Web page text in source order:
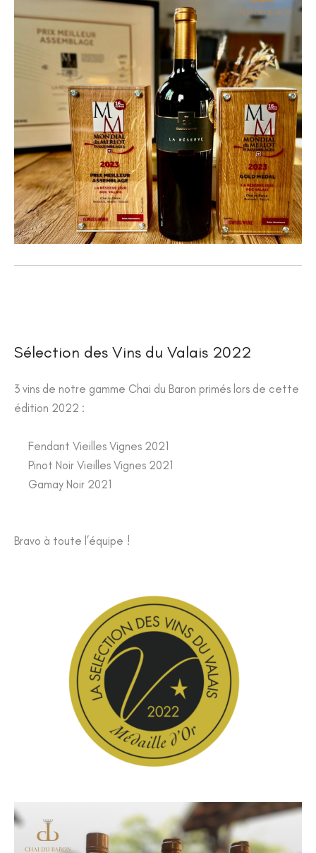
Sélection des Vins du Valais 2022
3 vins de notre gamme Chai du Baron primés lors de cette
édition 2022 :
Fendant Vieilles Vignes 2021
Pinot Noir Vieilles Vignes 2021
Gamay Noir 2021
Bravo à toute l’équipe !